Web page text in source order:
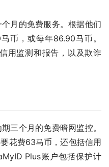
月的免费服务。根据他们
币，或每年86.90马币。
用监测和报告，以及欺诈
三个月的免费暗网监控。
花费63马币，还包括信用
Plus账户包括保护计